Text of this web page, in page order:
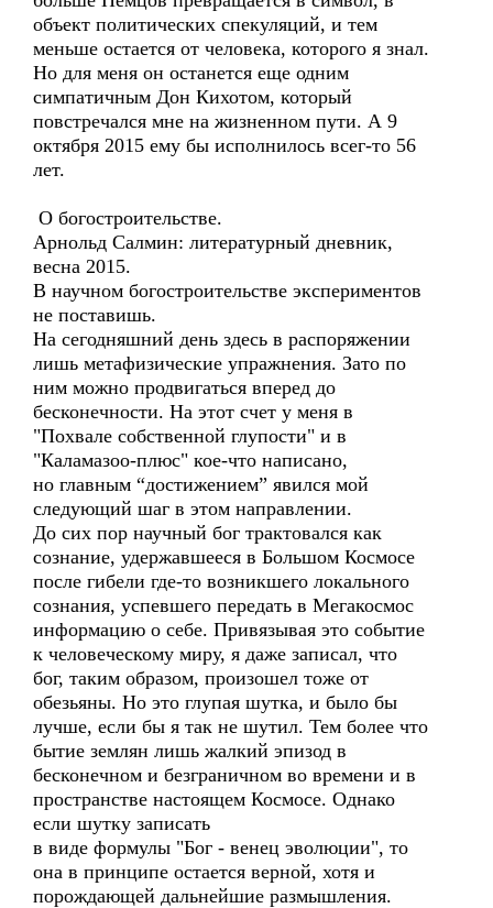
объект политических спекуляций, и тем
меньше остается от человека, которого я знал.
Но для меня он останется еще одним
симпатичным Дон Кихотом, который
повстречался мне на жизненном пути. А 9
октября 2015 ему бы исполнилось всег-то 56
лет.
О богостроительстве.
Арнольд Салмин: литературный дневник,
весна 2015.
В научном богостроительстве экспериментов
не поставишь.
На сегодняшний день здесь в распоряжении
лишь метафизические упражнения. Зато по
ним можно продвигаться вперед до
бесконечности. На этот счет у меня в
"Похвале собственной глупости" и в
"Каламазоо-плюс" кое-что написано,
но главным “достижением” явился мой
следующий шаг в этом направлении.
До сих пор научный бог трактовался как
сознание, удержавшееся в Большом Космосе
после гибели где-то возникшего локального
сознания, успевшего передать в Мегакосмос
информацию о себе. Привязывая это событие
к человеческому миру, я даже записал, что
бог, таким образом, произошел тоже от
обезьяны. Но это глупая шутка, и было бы
лучше, если бы я так не шутил. Тем более что
бытие землян лишь жалкий эпизод в
бесконечном и безграничном во времени и в
пространстве настоящем Космосе. Однако
если шутку записать
в виде формулы "Бог - венец эволюции", то
она в принципе остается верной, хотя и
порождающей дальнейшие размышления.